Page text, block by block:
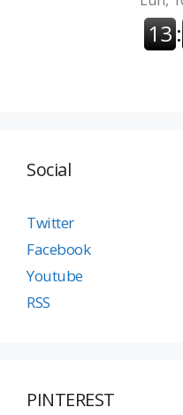
Social
Twitter
Facebook
Youtube
RSS
PINTEREST